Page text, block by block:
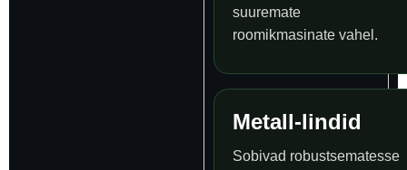
suuremate
roomikmasinate vahel.
Metall-lindid
Sobivad robustsematesse